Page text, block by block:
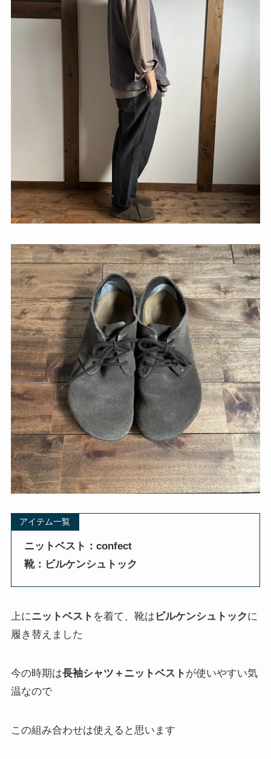
アイテム一覧
ニットベスト：confect
靴：ビルケンシュトック
上にニットベスト を着て、靴は ビルケンシュトックに
履き替えました
今の時期は長袖シャツ＋ニットベスト が使いやすい気
温なので
この組み合わせは使えると思います